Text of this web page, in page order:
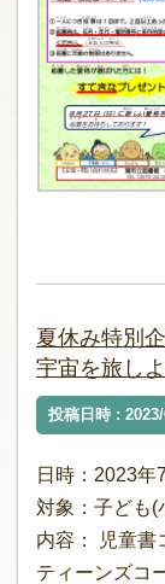
夏休み特別
宇宙を旅し
投稿日時 :
日時：2023年
対象：子ども(
内容： 児童書
ティーンズコ